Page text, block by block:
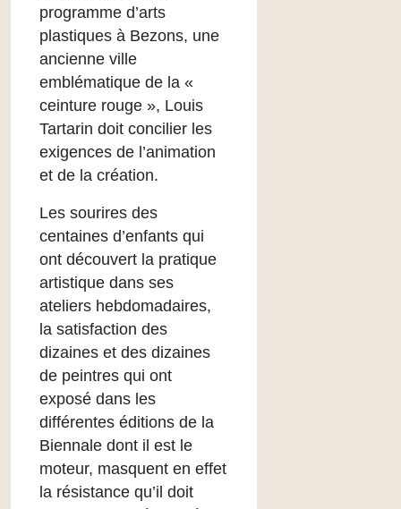
programme d’arts
plastiques à Bezons, une
ancienne ville
emblématique de la «
ceinture rouge », Louis
Tartarin doit concilier les
exigences de l’animation
et de la création.
Les sourires des
centaines d’enfants qui
ont découvert la pratique
artistique dans ses
ateliers hebdomadaires,
la satisfaction des
dizaines et des dizaines
de peintres qui ont
exposé dans les
différentes éditions de la
Biennale dont il est le
moteur, masquent en effet
la résistance qu’il doit